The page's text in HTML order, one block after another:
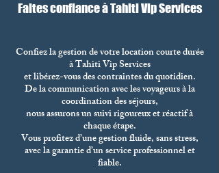
Faites confiance à Tahiti Vip Services
Confiez la gestion de votre location courte durée
à Tahiti Vip Services
et libérez-vous des contraintes du quotidien.
De la communication avec les voyageurs à la
coordination des séjours,
nous assurons un suivi rigoureux et réactif à
chaque étape.
Vous profitez d’une gestion fluide, sans stress,
avec la garantie d’un service professionnel et
fiable.